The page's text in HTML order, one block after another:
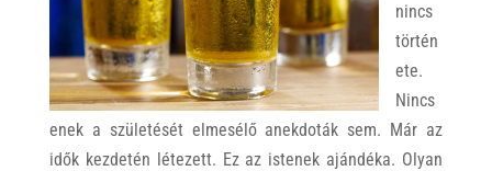
nincs
történ
ete.
Nincs
enek a születését elmesélő anekdoták sem. Már az
idők kezdetén létezett. Ez az istenek ajándéka. Olyan